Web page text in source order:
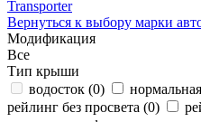
Transporter
Вернуться к выбору марки
Модификация
Все
Тип крыши
водосток (0)
рейлинг без просвета (0)